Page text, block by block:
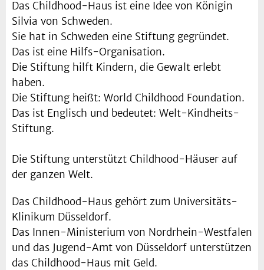
Das Childhood-Haus ist eine Idee von Königin
Silvia von Schweden.
Sie hat in Schweden eine Stiftung gegründet.
Das ist eine Hilfs-Organisation.
Die Stiftung hilft Kindern, die Gewalt erlebt
haben.
Die Stiftung heißt: World Childhood Foundation.
Das ist Englisch und bedeutet: Welt-Kindheits-
Stiftung.
Die Stiftung unterstützt Childhood-Häuser auf
der ganzen Welt.
Das Childhood-Haus gehört zum Universitäts-
Klinikum Düsseldorf.
Das Innen-Ministerium von Nordrhein-Westfalen
und das Jugend-Amt von Düsseldorf unterstützen
das Childhood-Haus mit Geld.